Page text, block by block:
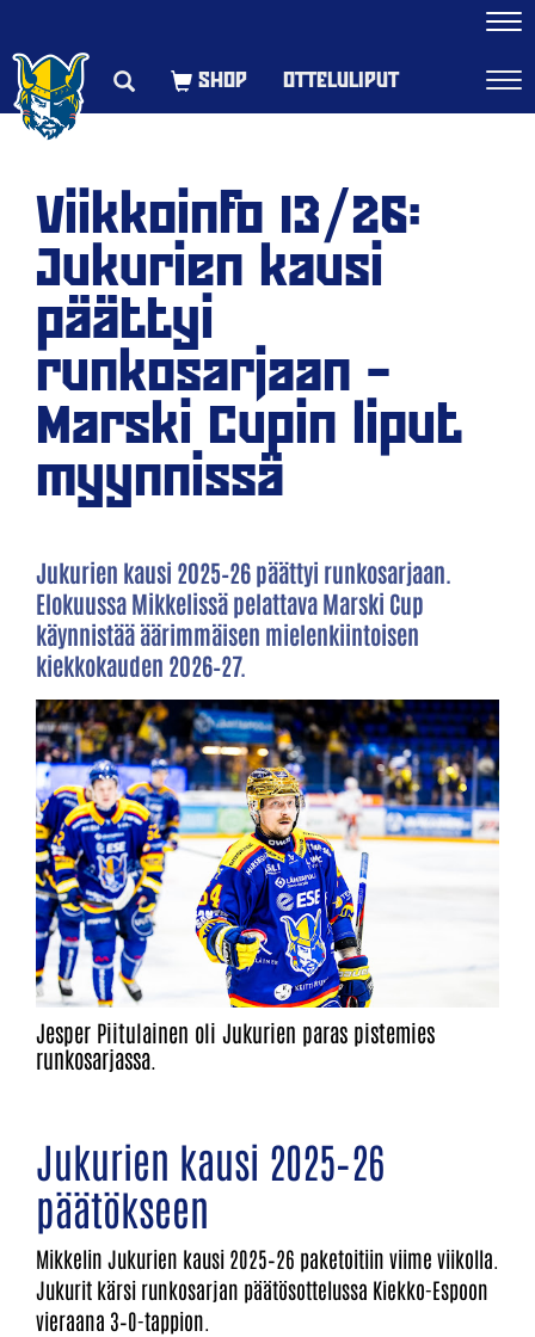
OTTELULIPUT
Viikkoinfo 13/26:
Jukurien kausi
päättyi
runkosarjaan –
Marski Cupin liput
myynnissä
Jukurien kausi 2025–26 päättyi runkosarjaan.
Elokuussa Mikkelissä pelattava Marski Cup
käynnistää äärimmäisen mielenkiintoisen
kiekkokauden 2026–27.
Jesper Piitulainen oli Jukurien paras pistemies
runkosarjassa.
Jukurien kausi 2025–26
päätökseen
Mikkelin Jukurien kausi 2025–26 paketoitiin viime viikolla.
Jukurit kärsi runkosarjan päätösottelussa Kiekko-Espoon
vieraana 3–0-tappion.